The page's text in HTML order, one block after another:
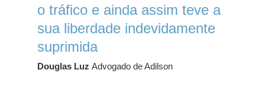
o tráfico e ainda assim teve a
sua liberdade indevidamente
suprimida
Douglas Luz Advogado de Adilson